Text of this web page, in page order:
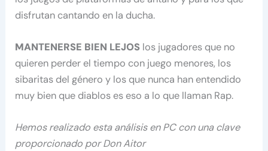
disfrutan cantando en la ducha.
MANTENERSE BIEN LEJOS los jugadores que no
quieren perder el tiempo con juego menores, los
sibaritas del género y los que nunca han entendido
muy bien que diablos es eso a lo que llaman Rap.
Hemos realizado esta análisis en PC con una clave
proporcionado por Don Aitor